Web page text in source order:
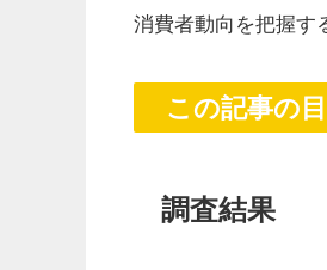
消費者動向を把握す
この記事の
調査結果